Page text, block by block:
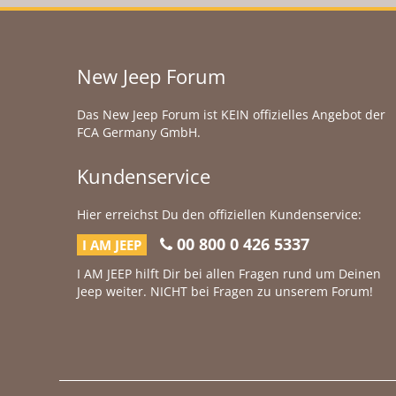
New Jeep Forum
Das New Jeep Forum ist KEIN offizielles Angebot der
FCA Germany GmbH.
Kundenservice
Hier erreichst Du den offiziellen Kundenservice:
I AM JEEP 00 800 0 426 5337
I AM JEEP hilft Dir bei allen Fragen rund um Deinen
Jeep weiter. NICHT bei Fragen zu unserem Forum!